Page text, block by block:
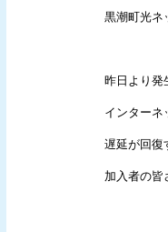
黒潮町光ネ
昨日より発
インターネ
遅延が回復
加入者の皆